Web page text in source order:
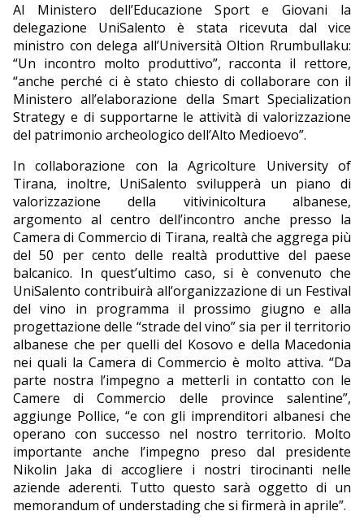
Al Ministero dell’Educazione Sport e Giovani la
delegazione UniSalento è stata ricevuta dal vice
ministro con delega all’Università Oltion Rrumbullaku:
“Un incontro molto produttivo”, racconta il rettore,
“anche perché ci è stato chiesto di collaborare con il
Ministero all’elaborazione della Smart Specialization
Strategy e di supportarne le attività di valorizzazione
del patrimonio archeologico dell’Alto Medioevo”.
In collaborazione con la Agricolture University of
Tirana, inoltre, UniSalento svilupperà un piano di
valorizzazione della vitivinicoltura albanese,
argomento al centro dell’incontro anche presso la
Camera di Commercio di Tirana, realtà che aggrega più
del 50 per cento delle realtà produttive del paese
balcanico. In quest’ultimo caso, si è convenuto che
UniSalento contribuirà all’organizzazione di un Festival
del vino in programma il prossimo giugno e alla
progettazione delle “strade del vino” sia per il territorio
albanese che per quelli del Kosovo e della Macedonia
nei quali la Camera di Commercio è molto attiva. “Da
parte nostra l’impegno a metterli in contatto con le
Camere di Commercio delle province salentine”,
aggiunge Pollice, “e con gli imprenditori albanesi che
operano con successo nel nostro territorio. Molto
importante anche l’impegno preso dal presidente
Nikolin Jaka di accogliere i nostri tirocinanti nelle
aziende aderenti. Tutto questo sarà oggetto di un
memorandum of understading che si firmerà in aprile”.